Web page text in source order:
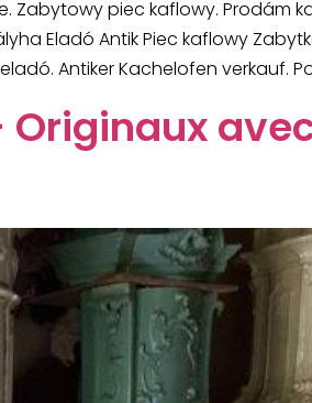
Zabytowy piec kaflowy. Prodám
Eladó Antik Piec kaflowy
Antiker Kachelofen verkauf.